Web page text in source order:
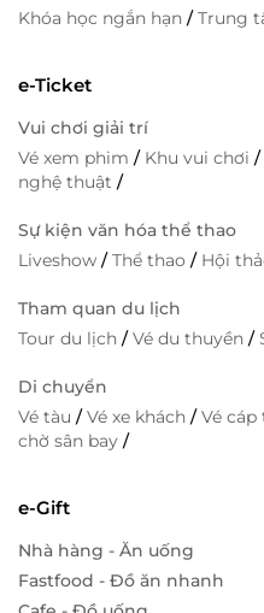
Khóa học ngắn hạn /Trung
e-Ticket
Vui chơi giải trí
Vé xem phim / Khu vui chơi /
nghệ thuật /
Sự kiện văn hóa thể thao
Liveshow /Thể thao / Hội
Tham quan du lịch
Tour du lịch /Vé du thuyền /
Di chuyển
Vé tàu /Vé xe khách /Vé cáp
chờ sân bay /
e-Gift
Nhà hàng - Ăn uống
Fastfood - Đồ ăn nhanh